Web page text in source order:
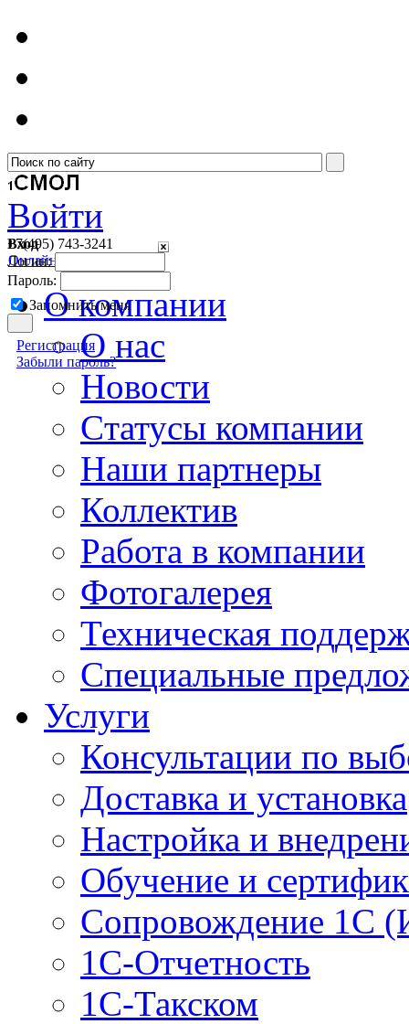
Войти
Вход
Логин:
Пароль:
Запомнить меня
Регистрация
Забыли пароль?
+7(495) 743-3241
Онлайн консультант
О компании
О нас
Новости
Cтатусы компании
Наши партнеры
Коллектив
Работа в компании
Фотогалерея
Техническая
Специальные
Услуги
Консультации по
Доставка и установка
Настройка и
Обучение и
Сопровождение 1С
1С-Отчетность
1С-Такском